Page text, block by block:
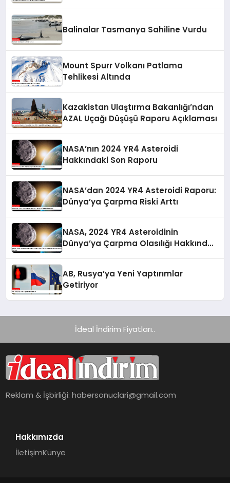
Balinalar Tasmanya Sahiline Vurdu
Mount Spurr Volkanı Patlama
Tehlikesi Altında
Kazakistan Ulaştırma Bakanlığı’ndan
AZAL Uçağı Düşüşü Raporu Açıklaması
NASA’nın 2024 YR4 Asteroidi
Hakkındaki Son Raporu
NASA’dan 2024 YR4 Asteroidi Raporu:
Dünya’ya Çarpma Riski Arttı
NASA, 2024 YR4 Asteroidinin
Dünya’ya Çarpma Olasılığı Hakkında
AB, Rusya’ya Yeni Yaptırımlar
Getiriyor
İdeal İndirim Fiyatları..
Reklam & İşbirliği:habersonuclari@gmail.com
Hakkımızda
İletişimKünye